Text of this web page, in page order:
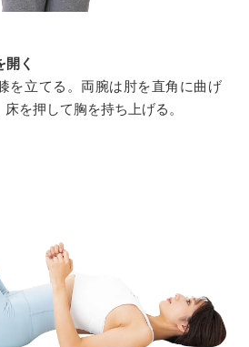
開く
を立てる。両腕は肘を直角に曲げ
を押して胸を持ち上げる。